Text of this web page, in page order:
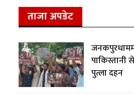
ताजा अपडेट
पाकिस्तानी
पुत्ला दहन